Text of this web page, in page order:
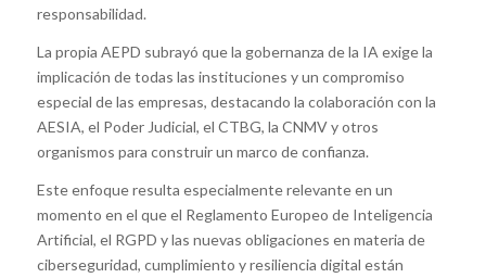
responsabilidad.
La propia AEPD subrayó que la gobernanza de la IA exige la
implicación de todas las instituciones y un compromiso
especial de las empresas, destacando la colaboración con la
AESIA, el Poder Judicial, el CTBG, la CNMV y otros
organismos para construir un marco de confianza.
Este enfoque resulta especialmente relevante en un
momento en el que el Reglamento Europeo de Inteligencia
Artificial, el RGPD y las nuevas obligaciones en materia de
ciberseguridad, cumplimiento y resiliencia digital están